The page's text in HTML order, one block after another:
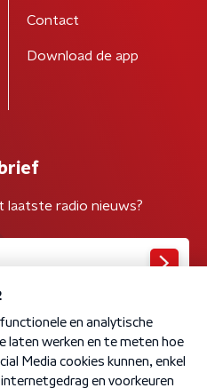
Contact
Download de app
radio nieuws?